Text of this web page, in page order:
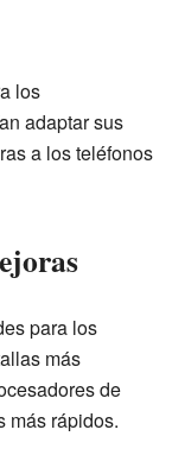
los
adaptar sus
a los teléfonos
para los
más
de
más rápidos.